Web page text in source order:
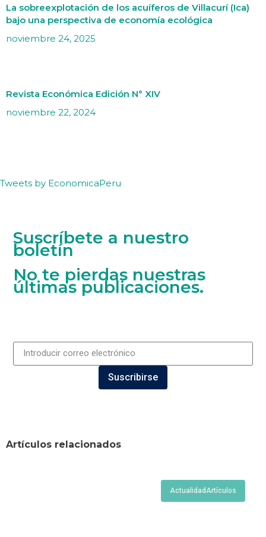
La sobreexplotación de los acuíferos de Villacurí (Ica)
bajo una perspectiva de economía ecológica
noviembre 24, 2025
Revista Económica Edición N° XIV
noviembre 22, 2024
Tweets by EconomicaPeru
Suscríbete a nuestro
boletín
No te pierdas nuestras
últimas publicaciones.
Suscribirse
Artículos relacionados
ActualidadArtículos